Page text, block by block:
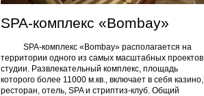
SPA-комплекс «Bombay»
SPA-комплекс «Bombay» располагается на
территории одного из самых масштабных проектов
студии. Развлекательный комплекс, площадь
которого более 11000 м.кв., включает в себя казино,
ресторан, отель, SPA и стриптиз-клуб. Общий